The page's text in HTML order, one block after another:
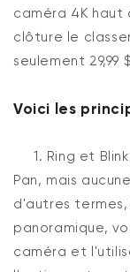
caméra 4K haut
clôture le
seulement 29,99
Voici les
1. Ring et
Pan, mais
d'autres
panoramique,
caméra et